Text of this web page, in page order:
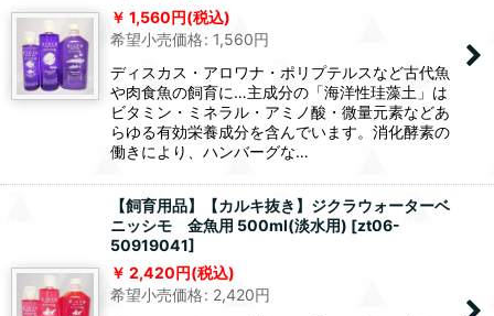
1,560円(税込)
希望小売価格: 1,560円
ディスカス・アロワナ・ポリプテルスなど古代魚
や肉食魚の飼育に…主成分の「海洋性珪藻土」は
ビタミン・ミネラル・アミノ酸・微量元素などあ
らゆる有効栄養成分を含んでいます。消化酵素の
働きにより、ハンバーグな…
【飼育用品】【カルキ抜き】ジクラウォーターベ
ニッシモ 金魚用 500ml(淡水用) [zt06-
50919041]
2,420円(税込)
希望小売価格: 2,420円